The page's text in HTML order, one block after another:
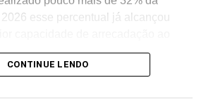
esse percentual já alcançou
CONTINUE LENDO